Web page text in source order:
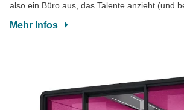
also ein Büro aus, das Talente anzieht (und
Mehr Infos